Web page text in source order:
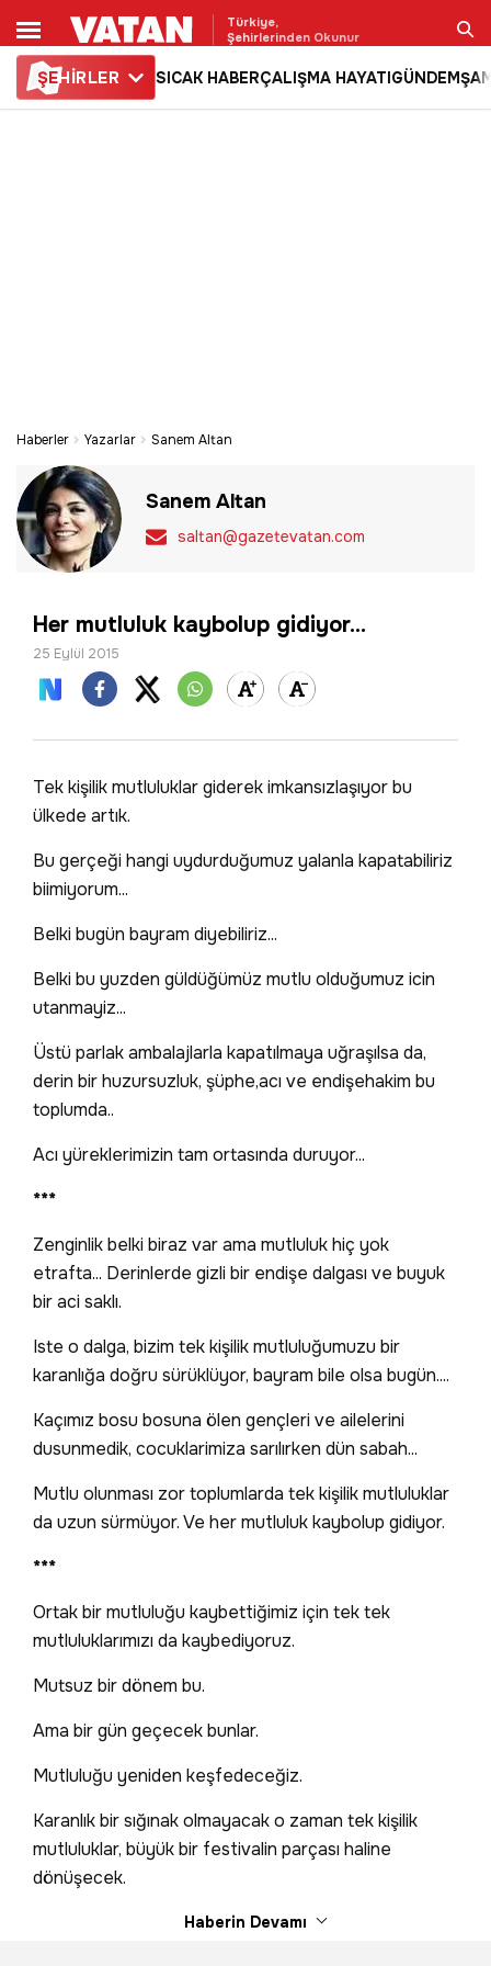
Türkiye,
Şehirlerinden Okunur
ŞEHİRLER SICAK HABERÇALIŞMA HAYATIGÜNDEM
Haberler Yazarlar Sanem Altan
Sanem Altan
saltan@gazetevatan.com
Her mutluluk kaybolup gidiyor...
25 Eylül 2015
Tek kişilik mutluluklar giderek imkansızlaşıyor bu
ülkede artık.
Bu gerçeği hangi uydurduğumuz yalanla kapatabiliriz
biimiyorum...
Belki bugün bayram diyebiliriz...
Belki bu yuzden güldüğümüz mutlu olduğumuz icin
utanmayiz...
Üstü parlak ambalajlarla kapatılmaya uğraşılsa da,
derin bir huzursuzluk, şüphe,acı ve endişehakim bu
toplumda..
Acı yüreklerimizin tam ortasında duruyor...
***
Zenginlik belki biraz var ama mutluluk hiç yok
etrafta... Derinlerde gizli bir endişe dalgası ve buyuk
bir aci saklı.
Iste o dalga, bizim tek kişilik mutluluğumuzu bir
karanlığa doğru sürüklüyor, bayram bile olsa bugün....
Kaçımız bosu bosuna ölen gençleri ve ailelerini
dusunmedik, cocuklarimiza sarılırken dün sabah...
Mutlu olunması zor toplumlarda tek kişilik mutluluklar
da uzun sürmüyor. Ve her mutluluk kaybolup gidiyor.
***
Ortak bir mutluluğu kaybettiğimiz için tek tek
mutluluklarımızı da kaybediyoruz.
Mutsuz bir dönem bu.
Ama bir gün geçecek bunlar.
Mutluluğu yeniden keşfedeceğiz.
Karanlık bir sığınak olmayacak o zaman tek kişilik
mutluluklar, büyük bir festivalin parçası haline
dönüşecek.
Haberin Devamı